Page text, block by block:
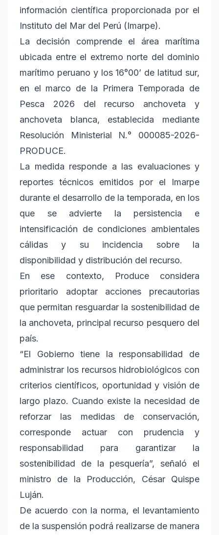
información científica proporcionada por el
Instituto del Mar del Perú (Imarpe).
La decisión comprende el área marítima
ubicada entre el extremo norte del dominio
marítimo peruano y los 16°00’ de latitud sur,
en el marco de la Primera Temporada de
Pesca 2026 del recurso anchoveta y
anchoveta blanca, establecida mediante
Resolución Ministerial N.° 000085-2026-
PRODUCE.
La medida responde a las evaluaciones y
reportes técnicos emitidos por el Imarpe
durante el desarrollo de la temporada, en los
que se advierte la persistencia e
intensificación de condiciones ambientales
cálidas y su incidencia sobre la
disponibilidad y distribución del recurso.
En ese contexto, Produce considera
prioritario adoptar acciones precautorias
que permitan resguardar la sostenibilidad de
la anchoveta, principal recurso pesquero del
país.
“El Gobierno tiene la responsabilidad de
administrar los recursos hidrobiológicos con
criterios científicos, oportunidad y visión de
largo plazo. Cuando existe la necesidad de
reforzar las medidas de conservación,
corresponde actuar con prudencia y
responsabilidad para garantizar la
sostenibilidad de la pesquería”, señaló el
ministro de la Producción, César Quispe
Luján.
De acuerdo con la norma, el levantamiento
de la suspensión podrá realizarse de manera